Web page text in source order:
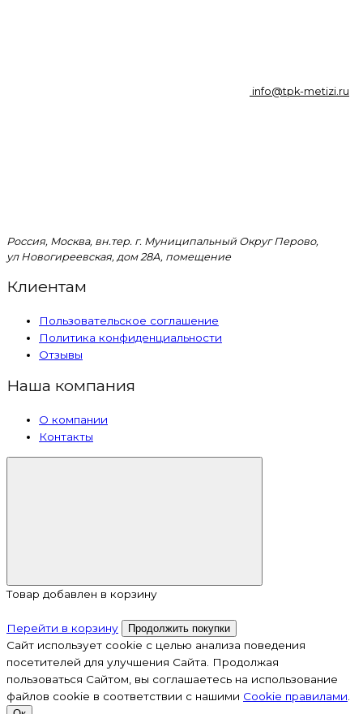
info@tpk-metizi.ru
Россия, Москва, вн.тер. г. Муниципальный Округ Перово,
ул Новогиреевская, дом 28А, помещение
Клиентам
Пользовательское соглашение
Политика конфиденциальности
Отзывы
Наша компания
О компании
Контакты
Товар добавлен в корзину
Перейти в корзину Продолжить покупки
Сайт использует cookie с целью анализа поведения
посетителей для улучшения Сайта. Продолжая
пользоваться Сайтом, вы соглашаетесь на использование
файлов cookie в соответствии с нашими Cookiе правилами